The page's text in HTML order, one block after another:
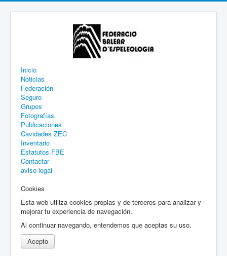
Inicio
Noticias
Federación
Seguro
Grupos
Fotografías
Publicaciones
Cavidades ZEC
Inventario
Estatutos FBE
Contactar
aviso legal
Cookies
Esta web utiliza cookies propias y de terceros para analizar y
mejorar tu experiencia de navegación.
Al continuar navegando, entendemos que aceptas su uso.
Acepto